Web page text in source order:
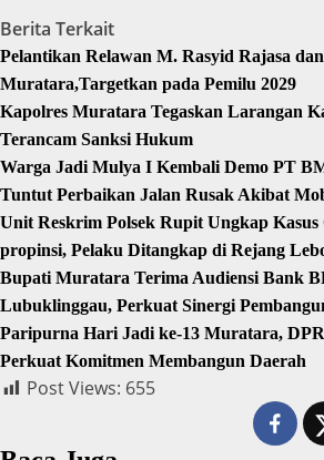
Berita Terkait
Pelantikan Relawan M. Rasyid Rajasa
Muratara,Targetkan pada Pemilu 2029
Kapolres Muratara Tegaskan Larangan
Terancam Sanksi Hukum
Warga Jadi Mulya I Kembali Demo PT
Tuntut Perbaikan Jalan Rusak Akibat
Unit Reskrim Polsek Rupit Ungkap
propinsi, Pelaku Ditangkap di Rejang
Bupati Muratara Terima Audiensi Bank
Lubuklinggau, Perkuat Sinergi
Paripurna Hari Jadi ke-13 Muratara,
Perkuat Komitmen Membangun Daerah
Post Views: 655